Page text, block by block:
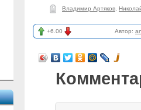
Владимир Артяков
+6.00 Автор: